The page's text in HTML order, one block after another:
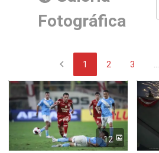
Fotográfica
chevron_left 1 2 3
12